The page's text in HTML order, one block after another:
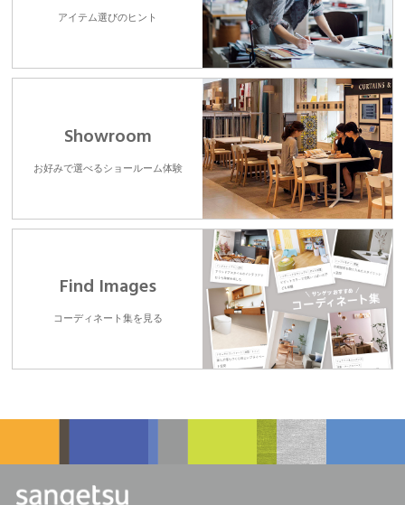
アイテム選びのヒント
Showroom
お好みで選べるショールーム体験
Find Images
コーディネート集を見る